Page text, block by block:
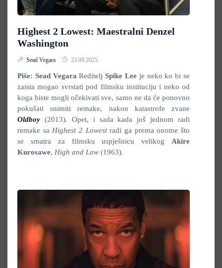
Highest 2 Lowest: Maestralni Denzel
Washington
Sead Vegara 23.09.2025.
Piše: Sead Vegara RediteljSpike Lee je neko ko bi se
zaista mogao svrstati pod filmsku instituciju i neko od
koga biste mogli očekivati sve, samo ne da će ponovno
pokušati snimiti remake, nakon katastrofe zvane
Oldboy (2013). Opet, i sada kada još jednom radi
remake sa Highest 2 Lowestradi ga prema onome što
se smatra za filmsku uspješnicu velikog Akire
Kurosawe, High and Low (1963).